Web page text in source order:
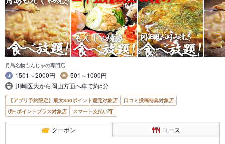
月島名物もんじゃの専門店
1501～2000円
501～1000円
川崎医大から岡山方面へ車で約5分
【アプリ予約限定】最大350ポイント還元対象店
口コミ投稿特典対象店
ポイントプラス対象店
スマート支払い可
クーポン コース